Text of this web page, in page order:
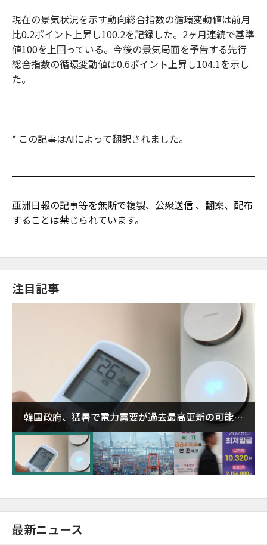
現在の景気状況を示す動向総合指数の循環変動値は前月
比0.2ポイント上昇し100.2を記録した。2ヶ月連続で基準
値100を上回っている。今後の景気局面を予告する先行
総合指数の循環変動値は0.6ポイント上昇し104.1を示し
た。
* この記事はAIによって翻訳されました。
亜洲日報の記事等を無断で複製、公衆送信 、翻案、配布
することは禁じられています。
注目記事
韓国政府、猛暑で電力需要が過去最高更新の可能性
に需給対応体制を点検
最新ニュース